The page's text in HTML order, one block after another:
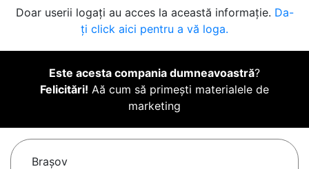
Doar userii logați au acces la această informație. Da-
ți click aici pentru a vă loga.
Este acesta compania dumneavoastră?
Felicitări! Aă cum să primești materialele de
marketing
Braşov